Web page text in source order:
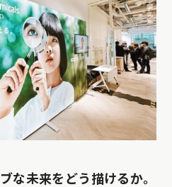
な未来をどう描けるか。